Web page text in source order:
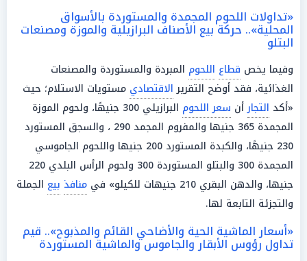
«تداولات اللحوم المجمدة والمستوردة بالأسواق
المحلية».. حركة بيع الأصناف البرازيلية والموزة ومصنعات
البتلو
وفيما يخص قطاع اللحوم المبردة والمستوردة والمصنعات
الغذائية، فقد أوضح التقريرالاقتصادي مستويات الاستلام؛ حيث
«أكد التجارأن سعر اللحوم
البرازيلي 300 جنيهًا، ولحوم الموزة
المجمدة 365 جنيها والمفروم المجمد 290 ، والسجق المستورد
230 جنيهًا، والكبدة المستورد 200 جنيها واللحوم الجاموسي
المجمدة 300 والبتلو المستوردة 300 ولحوم الرأس البلدي 220
جنيها، والدهن البقري 210 جنيهات للكيلو» في
منافذ بيع الجملة
والتجزئة التابعة لها.
«أسعار الماشية الحية والأضاحي القائم والمذبوح».. قيم
تداول رؤوس الأبقار والجاموس والماشية المستوردة